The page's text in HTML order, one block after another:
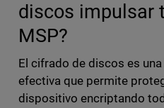
discos impulsar
MSP?
El cifrado de discos es
efectiva que permite
dispositivo encriptando